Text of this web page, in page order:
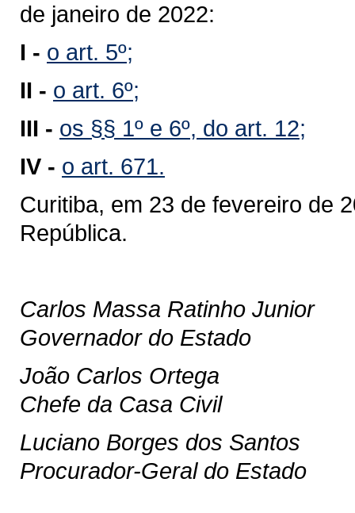
de janeiro de 2022:
I - o art. 5º;
II - o art. 6º;
III - os §§ 1º e 6º, do art. 12;
IV - o art. 671.
Curitiba, em 23 de fevereiro de
República.
Carlos Massa Ratinho Junior
Governador do Estado
João Carlos Ortega
Chefe da Casa Civil
Luciano Borges dos Santos
Procurador-Geral do Estado